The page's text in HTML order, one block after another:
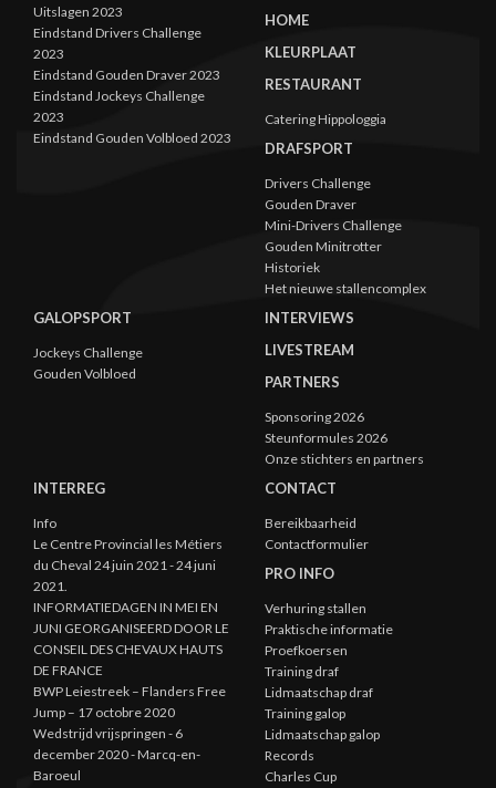
Uitslagen 2023
Eindstand Drivers Challenge
2023
Eindstand Gouden Draver 2023
Eindstand Jockeys Challenge
2023
Eindstand Gouden Volbloed 2023
HOME
KLEURPLAAT
RESTAURANT
Catering Hippologgia
DRAFSPORT
Drivers Challenge
Gouden Draver
Mini-Drivers Challenge
Gouden Minitrotter
Historiek
Het nieuwe stallencomplex
GALOPSPORT
Jockeys Challenge
Gouden Volbloed
INTERVIEWS
LIVESTREAM
PARTNERS
Sponsoring 2026
Steunformules 2026
Onze stichters en partners
INTERREG
Info
Le Centre Provincial les Métiers
du Cheval 24 juin 2021 - 24 juni
2021.
INFORMATIEDAGEN IN MEI EN
JUNI GEORGANISEERD DOOR LE
CONSEIL DES CHEVAUX HAUTS
DE FRANCE
BWP Leiestreek – Flanders Free
Jump – 17 octobre 2020
Wedstrijd vrijspringen - 6
december 2020 - Marcq-en-
Baroeul
CONTACT
Bereikbaarheid
Contactformulier
PRO INFO
Verhuring stallen
Praktische informatie
Proefkoersen
Training draf
Lidmaatschap draf
Training galop
Lidmaatschap galop
Records
Charles Cup